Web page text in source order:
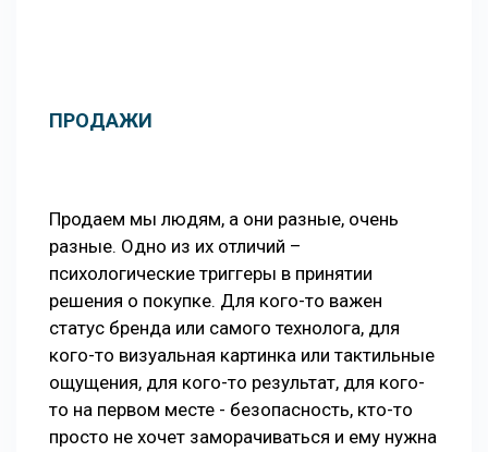
ПРОДАЖИ
Продаем мы людям, а они разные, очень
разные. Одно из их отличий –
психологические триггеры в принятии
решения о покупке. Для кого-то важен
статус бренда или самого технолога, для
кого-то визуальная картинка или тактильные
ощущения, для кого-то результат, для кого-
то на первом месте - безопасность, кто-то
просто не хочет заморачиваться и ему нужна